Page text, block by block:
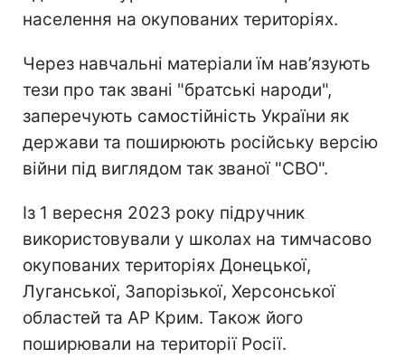
населення на окупованих територіях.
Через навчальні матеріали їм нав’язують
тези про так звані "братські народи",
заперечують самостійність України як
держави та поширюють російську версію
війни під виглядом так званої "СВО".
Із 1 вересня 2023 року підручник
використовували у школах на тимчасово
окупованих територіях Донецької,
Луганської, Запорізької, Херсонської
областей та АР Крим. Також його
поширювали на території Росії.